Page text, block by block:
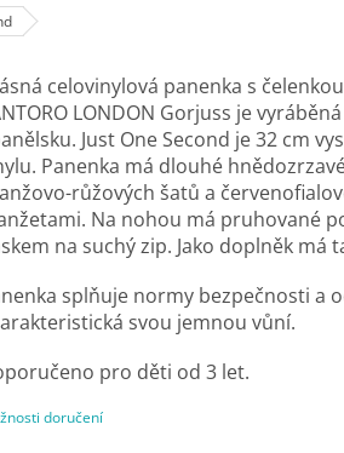
doručení
celovinylová panenka s
LONDON Gorjuss je
Just One Second je 32 cm
Panenka má dlouhé
růžových šatů a
Na nohou má pruhované
na suchý zip. Jako doplněk má
splňuje normy bezpečnosti a
svou jemnou vůní.
pro děti od 3 let.